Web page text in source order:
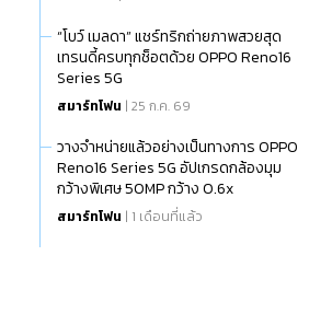
“โบว์ เมลดา” แชร์ทริกถ่ายภาพสวยสุด
เทรนดี้ครบทุกช็อตด้วย OPPO Reno16
Series 5G
สมาร์ทโฟน | 25 ก.ค. 69
วางจำหน่ายแล้วอย่างเป็นทางการ OPPO
Reno16 Series 5G อัปเกรดกล้องมุม
กว้างพิเศษ 50MP กว้าง 0.6x
สมาร์ทโฟน | 1 เดือนที่แล้ว